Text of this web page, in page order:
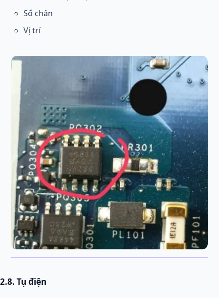
Số chân
Vị trí
2.8. Tụ điện